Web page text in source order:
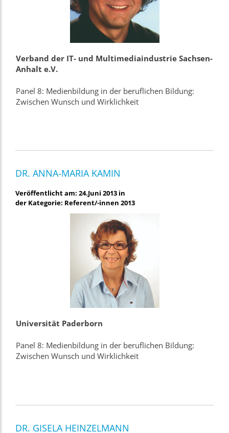
Verband der IT- und Multimediaindustrie Sachsen-
Anhalt e.V.
Panel 8: Medienbildung in der beruflichen Bildung:
Zwischen Wunsch und Wirklichkeit
DR. ANNA-MARIA KAMIN
Veröffentlicht am: 24.Juni 2013 in
der Kategorie: Referent/-innen 2013
Universität Paderborn
Panel 8: Medienbildung in der beruflichen Bildung:
Zwischen Wunsch und Wirklichkeit
DR. GISELA HEINZELMANN